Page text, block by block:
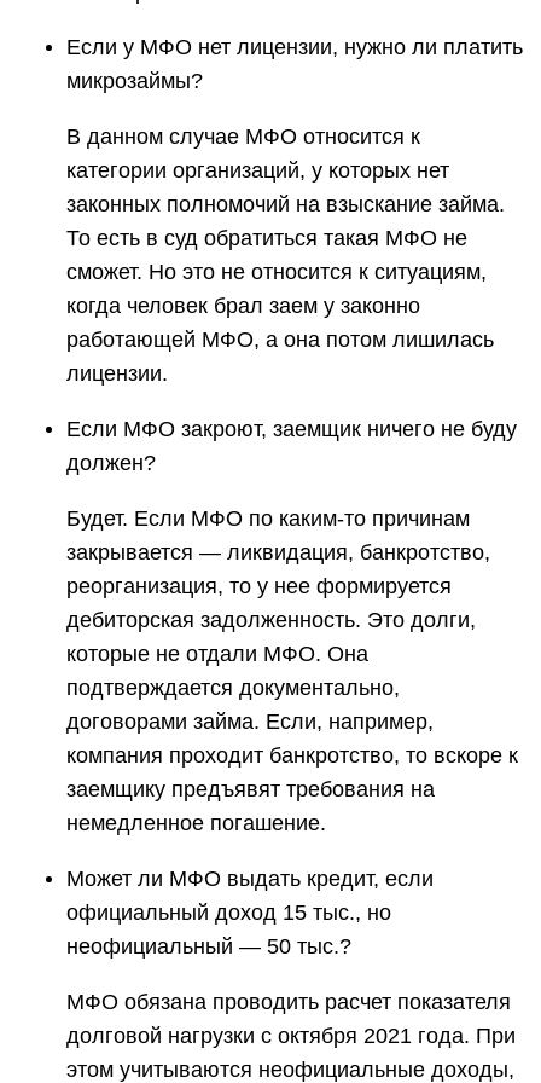
Если у МФО нет лицензии, нужно ли платить
микрозаймы?
В данном случае МФО относится к
категории организаций, у которых нет
законных полномочий на взыскание займа.
То есть в суд обратиться такая МФО не
сможет. Но это не относится к ситуациям,
когда человек брал заем у законно
работающей МФО, а она потом лишилась
лицензии.
Если МФО закроют, заемщик ничего не буду
должен?
Будет. Если МФО по каким-то причинам
закрывается — ликвидация, банкротство,
реорганизация, то у нее формируется
дебиторская задолженность. Это долги,
которые не отдали МФО. Она
подтверждается документально,
договорами займа. Если, например,
компания проходит банкротство, то вскоре к
заемщику предъявят требования на
немедленное погашение.
Может ли МФО выдать кредит, если
официальный доход 15 тыс., но
неофициальный — 50 тыс.?
МФО обязана проводить расчет показателя
долговой нагрузки с октября 2021 года. При
этом учитываются неофициальные доходы,